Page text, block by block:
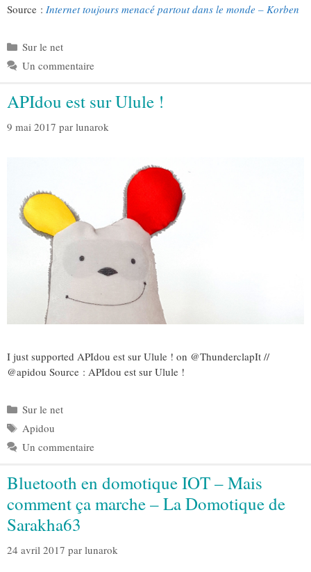
Source : Internet toujours menacé partout dans le monde – Korben
Catégories
Sur le net
Un commentaire
APIdou est sur Ulule !
9 mai 2017 par lunarok
I just supported APIdou est sur Ulule ! on @ThunderclapIt //
@apidou Source : APIdou est sur Ulule !
Catégories
Sur le net
Étiquettes
Apidou
Un commentaire
Bluetooth en domotique IOT – Mais
comment ça marche – La Domotique de
Sarakha63
24 avril 2017 par lunarok